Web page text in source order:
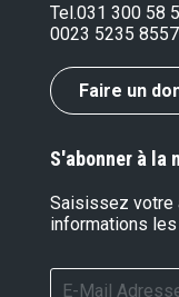
Tel.031 300 58
0023 5235
Faire un
S'abonner à la
Saisissez votre
informations